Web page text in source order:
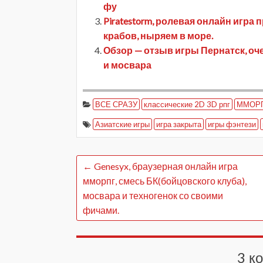
фу
Piratestorm, ролевая онлайн игра
крабов, ныряем в море.
Обзор — отзыв игры Пернатск,
и мосвара
ВСЕ СРАЗУ классические 2D 3D рпг
Азиатские игры игра закрыта игры фэнтези
← Genesyx, браузерная онлайн игра
мморпг, смесь БК(бойцовского клуба),
мосвара и техногенок со своими
фичами.
3